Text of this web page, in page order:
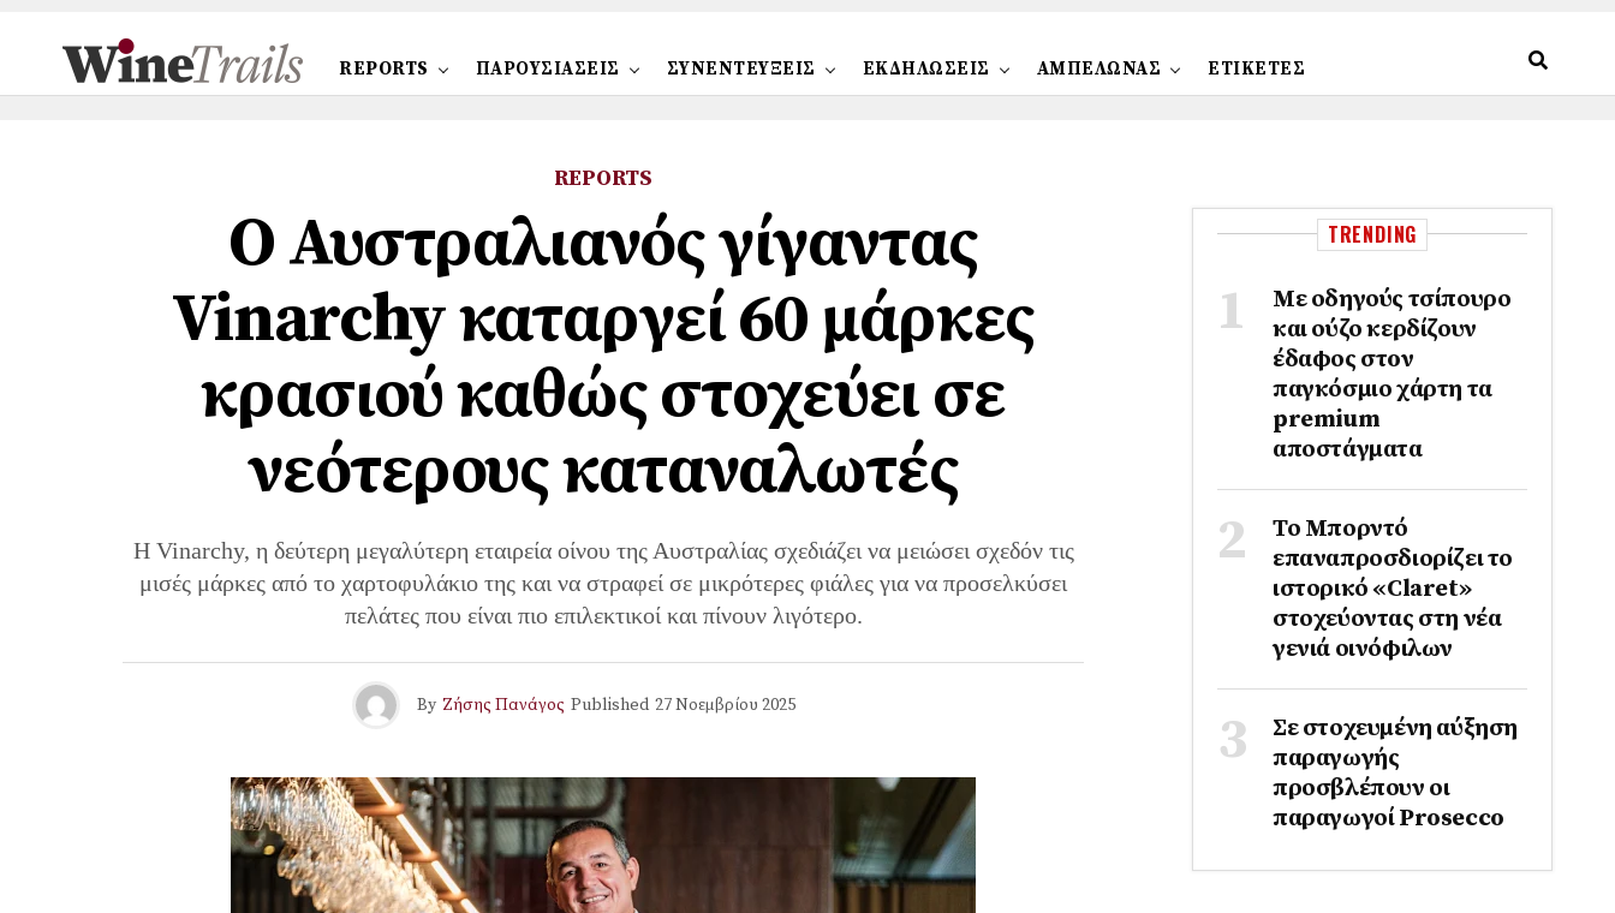
REPORTS ΠΑΡΟΥΣΙΑΣΕΙΣ ΣΥΝΕΝΤΕΥΞΕΙΣ ΕΚΔΗΛΩΣΕΙΣ ΑΜΠΕΛΩΝΑΣ ΕΤΙΚΕΤΕΣ
REPORTS
Ο Αυστραλιανός γίγαντας
Vinarchy καταργεί 60 μάρκες
κρασιού καθώς στοχεύει σε
νεότερους καταναλωτές
Η Vinarchy, η δεύτερη μεγαλύτερη εταιρεία οίνου της Αυστραλίας σχεδιάζει να μειώσει σχεδόν τις
μισές μάρκες από το χαρτοφυλάκιο της και να στραφεί σε μικρότερες φιάλες για να προσελκύσει
πελάτες που είναι πιο επιλεκτικοί και πίνουν λιγότερο.
By Ζήσης Πανάγος Published 27 Νοεμβρίου 2025
TRENDING
Με οδηγούς τσίπουρο
και ούζο κερδίζουν
έδαφος στoν
παγκόσμιο χάρτη τα
premium
αποστάγματα
Το Μπορντό
επαναπροσδιορίζει το
ιστορικό «Claret»
στοχεύοντας στη νέα
γενιά οινόφιλων
Σε στοχευμένη αύξηση
παραγωγής
προσβλέπουν οι
παραγωγοί Prosecco